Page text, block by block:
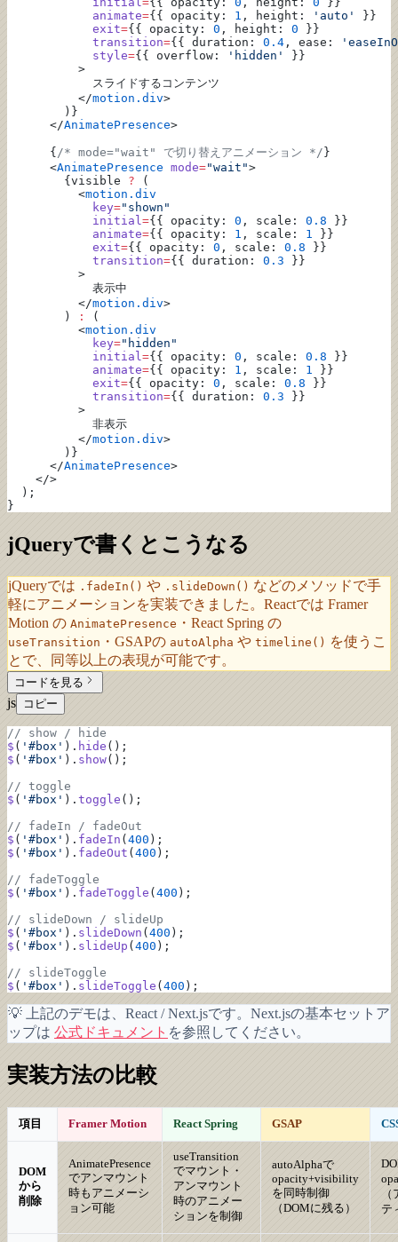
            animate
={{ opacity: 1 , height: 'auto'
}}
            exit
={{ opacity: 0 , height: 0 }}
            transition
={{ duration: 0.4 , ease:
            style
={{ overflow: 'hidden'
}}
          >
            スライドするコンテンツ
          </
motion.div>
        )}
      </
AnimatePresence>
      {
/* mode="wait" で切り替えアニメーション */ }
      <
AnimatePresence mode="wait">
        {visible
? (
          <
motion.div
            key
="shown"
            initial
={{ opacity: 0 , scale: 0.8 }}
            animate
={{ opacity: 1 , scale: 1
}}
            exit
={{ opacity: 0 , scale: 0.8 }}
            transition
={{ duration: 0.3 }}
          >
            表示中
          </
motion.div>
        )
:
(
          <
motion.div
            key
="hidden"
            initial
={{ opacity: 0 , scale: 0.8 }}
            animate
={{ opacity: 1 , scale: 1
}}
            exit
={{ opacity: 0 , scale: 0.8 }}
            transition
={{ duration: 0.3 }}
          >
            非表示
          </
motion.div>
        )}
      </
AnimatePresence>
    </>
  );
}
jQueryで書くとこうなる
jQueryでは .fadeIn() や .slideDown() などのメソッドで手
軽にアニメーションを実装できました。Reactでは Framer
Motion の AnimatePresence ・React Spring の
useTransition ・GSAPの autoAlpha や timeline() を使うこ
とで、同等以上の表現が可能です。
コードを見る
js コピー
// show / hide
$ ( '#box' ). hide ();
$ ( '#box' ). show();
// toggle
$ ( '#box' ). toggle ();
// fadeIn / fadeOut
$ ( '#box' ). fadeIn (400 );
$ ( '#box' ). fadeOut (400 );
// fadeToggle
$ ( '#box' ). fadeToggle (400 );
// slideDown / slideUp
$ ( '#box' ). slideDown (400 );
$ ( '#box' ). slideUp (400 );
// slideToggle
$ ( '#box' ). slideToggle (400 );
💡 上記のデモは、React / Next.jsです。Next.jsの基本セットア
ップは 公式ドキュメント を参照してください。
実装方法の比較
項目 Framer Motion React Spring GSAP
DOM
から
削除
AnimatePresence
でアンマウント
時もアニメーシ
ョン可能
useTransition
でマウント・
アンマウント
時のアニメー
ションを制御
autoAlphaで
opacity+visibility
を同時制御
（DOMに残る）
テ